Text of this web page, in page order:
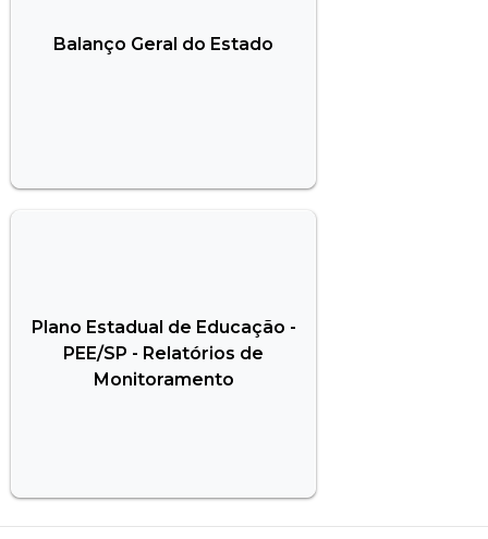
Balanço Geral do Estado
Plano Estadual de Educação -
PEE/SP - Relatórios de
Monitoramento